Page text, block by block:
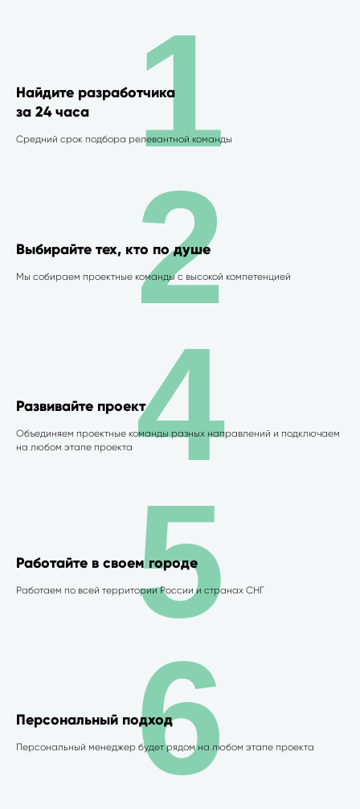
Найдите разработчика
за 24 часа
Средний срок подбора релевантной команды
1
Выбирайте тех, кто по душе
Мы собираем проектные команды с высокой компетенцией
2
Развивайте проект
Объединяем проектные команды разных направлений и подключаем
на любом этапе проекта 4
Работайте в своем городе
Работаем по всей территории России и странах СНГ
5
Персональный подход
Персональный менеджер будет рядом на любом этапе проекта
6